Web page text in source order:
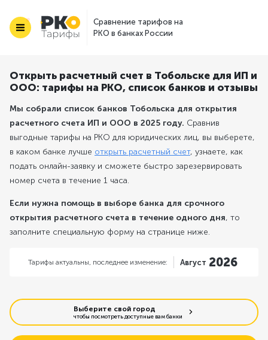
Сравнение тарифов на
РКО в банках России
Открыть расчетный счет в Тобольске для ИП и
ООО: тарифы на РКО, список банков и отзывы
Мы собрали список банков Тобольска для открытия
расчетного счета ИП и ООО в 2025 году. Сравнив
выгодные тарифы на РКО для юридических лиц, вы выберете,
в каком банке лучше открыть расчетный счет, узнаете, как
подать онлайн-заявку и сможете быстро зарезервировать
номер счета в течение 1 часа.
Если нужна помощь в выборе банка для срочного
открытия расчетного счета в течение одного дня, то
заполните специальную форму на странице ниже.
Тарифы актуальны, последнее изменение: Август 2026
Выберите свой город
чтобы посмотреть доступные вам банки